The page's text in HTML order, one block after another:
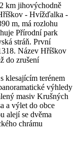
km jihovýchodně
- Hvížďalka -
m, má rozlohu
Přírodní park
stráň. První
Název Hříškov
do zrušení
klesajícím terénem
výhledy
masiv Krušných
a výlet do obce
alejí se dvěma
chrámu